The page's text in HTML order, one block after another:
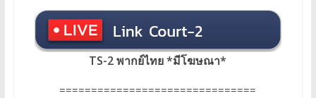
TS-2 พากย์ไทย*มีโฆษณา*
===============================